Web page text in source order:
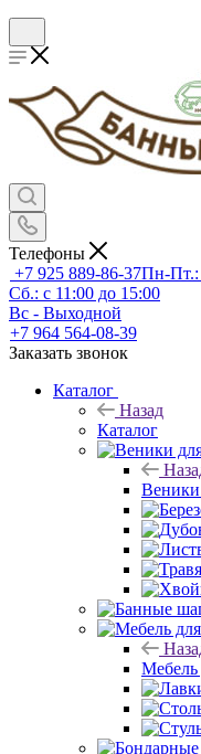
Телефоны
+7 925 889-86-37Пн-Пт.:
Сб.: с 11:00 до 15:00
Вс - Выходной
+7 964 564-08-39
Заказать звонок
Каталог
Назад
Каталог
Веники
Мебель